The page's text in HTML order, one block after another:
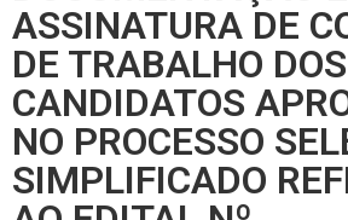
ASSINATURA DE
DE TRABALHO DOS
CANDIDATOS
NO PROCESSO
SIMPLIFICADO